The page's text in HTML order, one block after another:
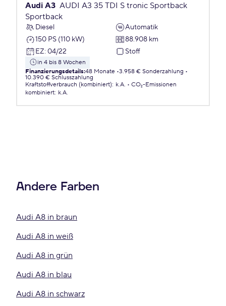
Audi A3 AUDI A3 35 TDI S tronic Sportback
Sportback
Diesel
Automatik
150 PS (110 kW)
88.908 km
EZ: 04/22 Stoff
in 4 bis 8 Wochen
Finanzierungsdetails:48 Monate 3.958 € Sonderzahlung
10.390 € Schlusszahlung
Kraftstoffverbrauch (kombiniert): k.A.
CO₂-Emissionen
kombiniert: k.A.
Andere Farben
Audi A8 in braun
Audi A8 in weiß
Audi A8 in grün
Audi A8 in blau
Audi A8 in schwarz